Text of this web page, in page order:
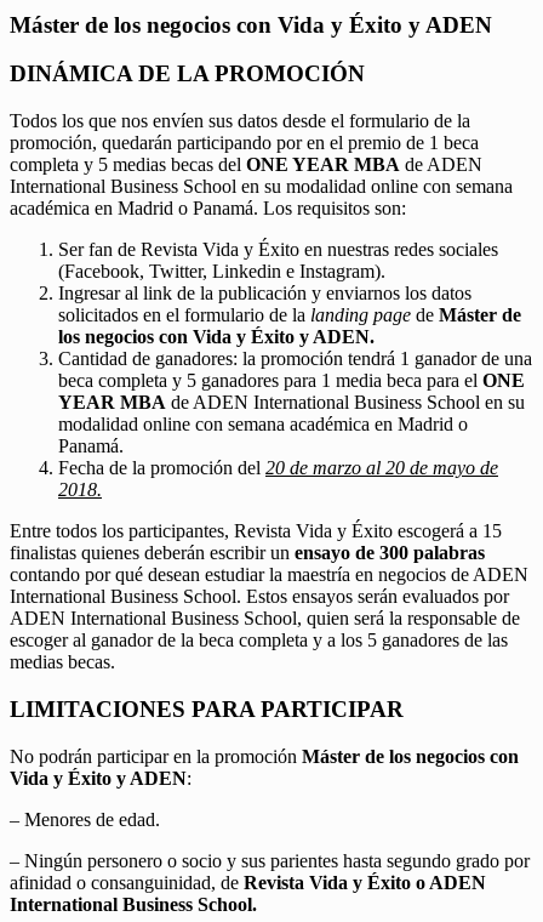
Máster de los negocios con Vida y Éxito y ADEN
DINÁMICA DE LA PROMOCIÓN
Todos los que nos envíen sus datos desde el formulario de la
promoción, quedarán participando por en el premio de 1 beca
completa y 5 medias becas del ONE YEAR MBA de ADEN
International Business School en su modalidad online con semana
académica en Madrid o Panamá. Los requisitos son:
Ser fan de Revista Vida y Éxito en nuestras redes sociales
(Facebook, Twitter, Linkedin e Instagram).
Ingresar al link de la publicación y enviarnos los datos
solicitados en el formulario de la landing page de Máster de
los negocios con Vida y Éxito y ADEN.
Cantidad de ganadores: la promoción tendrá 1 ganador de una
beca completa y 5 ganadores para 1 media beca para el ONE
YEAR MBA de ADEN International Business School en su
modalidad online con semana académica en Madrid o
Panamá.
Fecha de la promoción del 20 de marzo al 20 de mayo de
2018.
Entre todos los participantes, Revista Vida y Éxito escogerá a 15
finalistas quienes deberán escribir un ensayo de 300 palabras
contando por qué desean estudiar la maestría en negocios de ADEN
International Business School. Estos ensayos serán evaluados por
ADEN International Business School, quien será la responsable de
escoger al ganador de la beca completa y a los 5 ganadores de las
medias becas.
LIMITACIONES PARA PARTICIPAR
No podrán participar en la promoción Máster de los negocios con
Vida y Éxito y ADEN:
– Menores de edad.
– Ningún personero o socio y sus parientes hasta segundo grado por
afinidad o consanguinidad, de Revista Vida y Éxito o ADEN
International Business School.